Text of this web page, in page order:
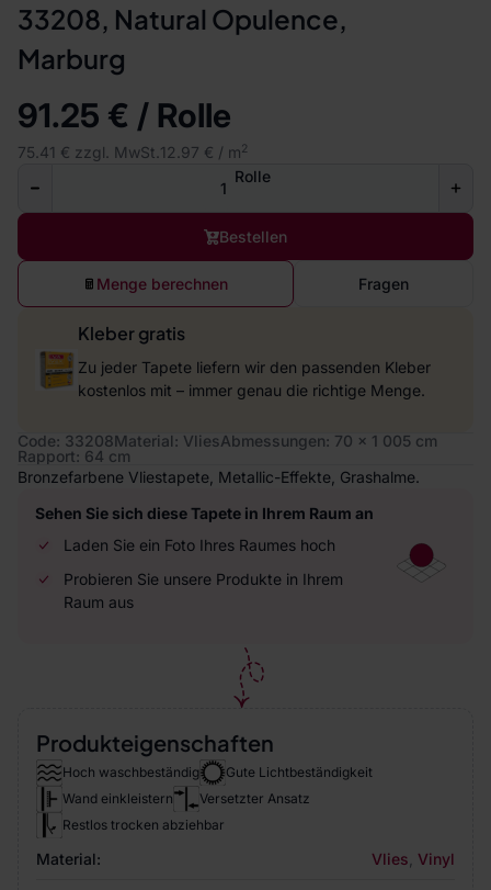
33208, Natural Opulence,
Marburg
91.25 € / Rolle
75.41 € zzgl. MwSt. 12.97 € / m2
Rolle
Bestellen
Menge berechnen Fragen
Kleber gratis
Zu jeder Tapete liefern wir den passenden Kleber
kostenlos mit – immer genau die richtige Menge.
Code: 33208Material: VliesAbmessungen: 70 x 1 005 cm
Rapport: 64 cm
Bronzefarbene Vliestapete, Metallic-Effekte, Grashalme.
Sehen Sie sich diese Tapete in Ihrem Raum an
Laden Sie ein Foto Ihres Raumes hoch
Probieren Sie unsere Produkte in Ihrem
Raum aus
Produkteigenschaften
Hoch waschbeständig
Gute Lichtbeständigkeit
Wand einkleistern
Versetzter Ansatz
Restlos trocken abziehbar
Material: Vlies Vinyl